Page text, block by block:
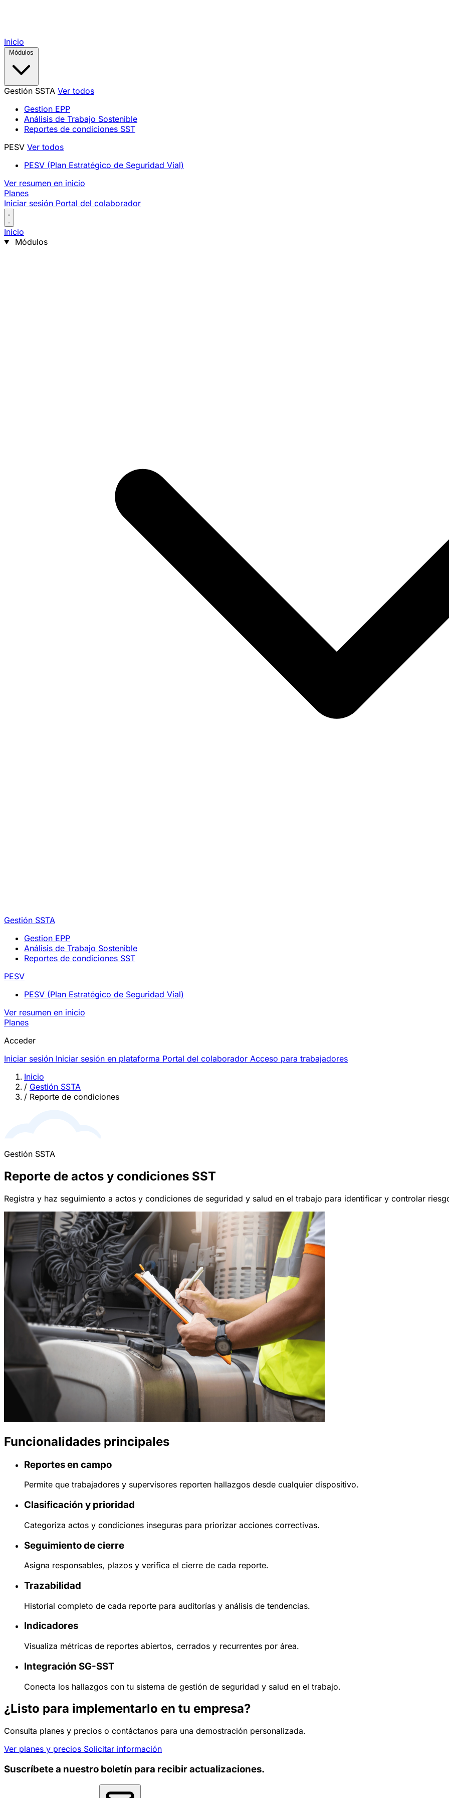
Inicio
Gestión SSTA Ver todos
Gestion EPP
Análisis de Trabajo Sostenible
Reportes de condiciones SST
PESV Ver todos
PESV (Plan Estratégico de Seguridad Vial)
Ver resumen en inicio
Planes
Iniciar sesión Portal del colaborador
Inicio
Módulos
Gestión SSTA
Gestion EPP
Análisis de Trabajo Sostenible
Reportes de condiciones SST
PESV
PESV (Plan Estratégico de Seguridad Vial)
Ver resumen en inicio
Planes
Acceder
Iniciar sesión Iniciar sesión en plataforma Portal del colaborador Acceso para trabajadores
Inicio
/ Gestión SSTA
/ Reporte de condiciones
Gestión SSTA
Reporte de actos y condiciones SST
Registra y haz seguimiento a actos y condiciones de seguridad y salud en el trabajo para identificar y controlar
Funcionalidades principales
Reportes en campo
Permite que trabajadores y supervisores reporten hallazgos desde cualquier dispositivo.
Clasificación y prioridad
Categoriza actos y condiciones inseguras para priorizar acciones correctivas.
Seguimiento de cierre
Asigna responsables, plazos y verifica el cierre de cada reporte.
Trazabilidad
Historial completo de cada reporte para auditorías y análisis de tendencias.
Indicadores
Visualiza métricas de reportes abiertos, cerrados y recurrentes por área.
Integración SG-SST
Conecta los hallazgos con tu sistema de gestión de seguridad y salud en el trabajo.
¿Listo para implementarlo en tu empresa?
Consulta planes y precios o contáctanos para una demostración personalizada.
Ver planes y precios Solicitar información
Suscríbete a nuestro boletín para recibir actualizaciones.